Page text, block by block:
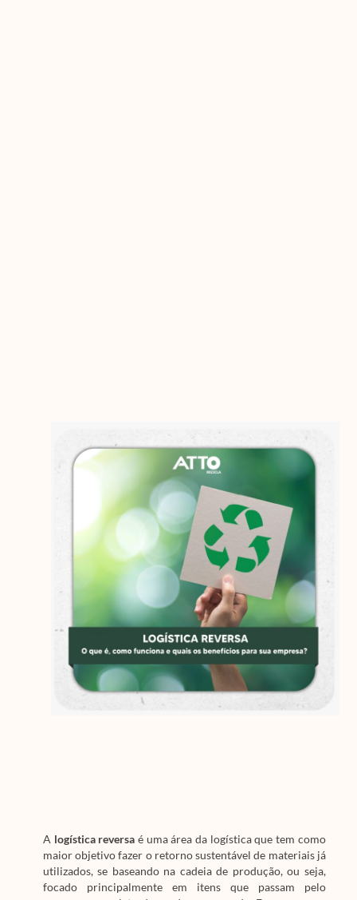
A logística reversa é uma área da logística que tem como
maior objetivo fazer o retorno sustentável de materiais já
utilizados, se baseando na cadeia de produção, ou seja,
focado principalmente em itens que passam pelo